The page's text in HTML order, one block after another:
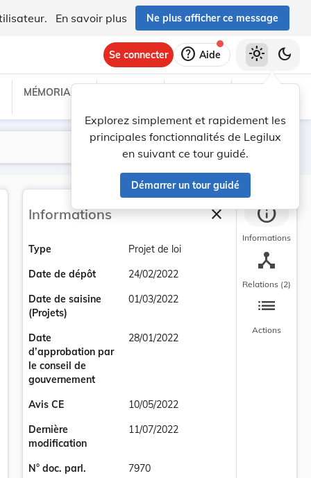
En savoir plus Ne plus afficher ce message
Se connecter help Aide
Explorez simplement et rapidement les
principales fonctionnalités de Legilux
en suivant ce tour guidé.
Démarrer un tour guidé
light_mode dark_mode
MÉMORIAL C
Lancer la recherche
Filtres
Informations closeFermer la barre
Type
Projet de loi
Date de dépôt
24/02/2022
Date de saisine
(Projets)
01/03/2022
Date
d’approbation par
le conseil de
gouvernement
28/01/2022
Avis CE
10/05/2022
Dernière
modification
11/07/2022
N° doc. parl.
7970
info
Informations
device_hub
Relations (2)
list
Actions